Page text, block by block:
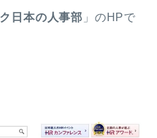
日本の人事部 」のHPで